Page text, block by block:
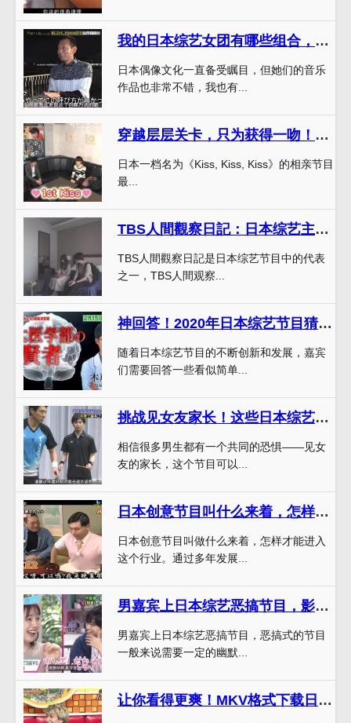
我的日本综艺女团有哪些组合，你会和我一样吗？
日本偶像文化一直备受瞩目，但她们的音乐
作品也非常不错，我也有...
穿越层层关卡，只为获得一吻！日本相亲接吻节目全记录
日本一档名为《Kiss, Kiss, Kiss》的相亲节目
最...
TBS人間觀察日記：日本综艺主导时代的代表之一
TBS人間觀察日記是日本综艺节目中的代表
之一，TBS人間观察...
神回答！2020年日本综艺节目猜不到的惊奇细节
随着日本综艺节目的不断创新和发展，嘉宾
们需要回答一些看似简单...
挑战见女友家长！这些日本综艺节目能否帮你顺利过关？
相信很多男生都有一个共同的恐惧——见女
友的家长，这个节目可以...
日本创意节目叫什么来着，怎样才能进入日本节目制作圈子？
日本创意节目叫做什么来着，怎样才能进入
这个行业。通过多年发展...
男嘉宾上日本综艺恶搞节目，影响有多大？
男嘉宾上日本综艺恶搞节目，恶搞式的节目
一般来说需要一定的幽默...
让你看得更爽！MKV格式下载日本综艺节目，画质音质无压力